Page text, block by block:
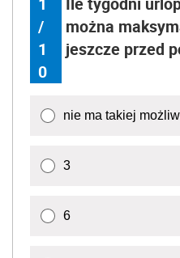
/
1
0
można
jeszcze przed
nie ma takiej
3
6